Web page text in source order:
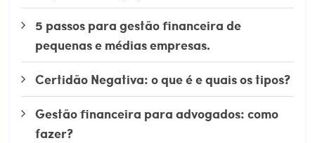
5 passos para gestão financeira de
pequenas e médias empresas.
Certidão Negativa: o que é e quais os tipos?
Gestão financeira para advogados: como
fazer?